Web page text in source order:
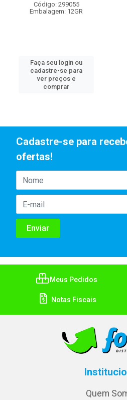
Código: 299055
Embalagem: 12GR
Faça seu login ou
cadastre-se para
ver preços e
comprar
Cadastre-se para
ofertas!
Meus Pedidos
Notas Fiscais
Quem